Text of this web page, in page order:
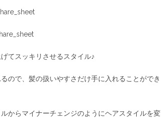
てスッキリさせるスタイル♪
ので、髪の扱いやすさだけ手に入れることができ
からマイナーチェンジのようにヘアスタイルを変